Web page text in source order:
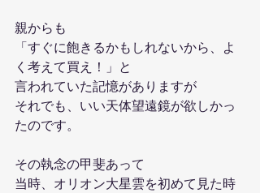
親からも
「すぐに飽きるかもしれないから、よ
く考えて買え！」と
言われていた記憶がありますが
それでも、いい天体望遠鏡が欲しかっ
たのです。
その執念の甲斐あって
当時、オリオン大星雲を初めて見た時